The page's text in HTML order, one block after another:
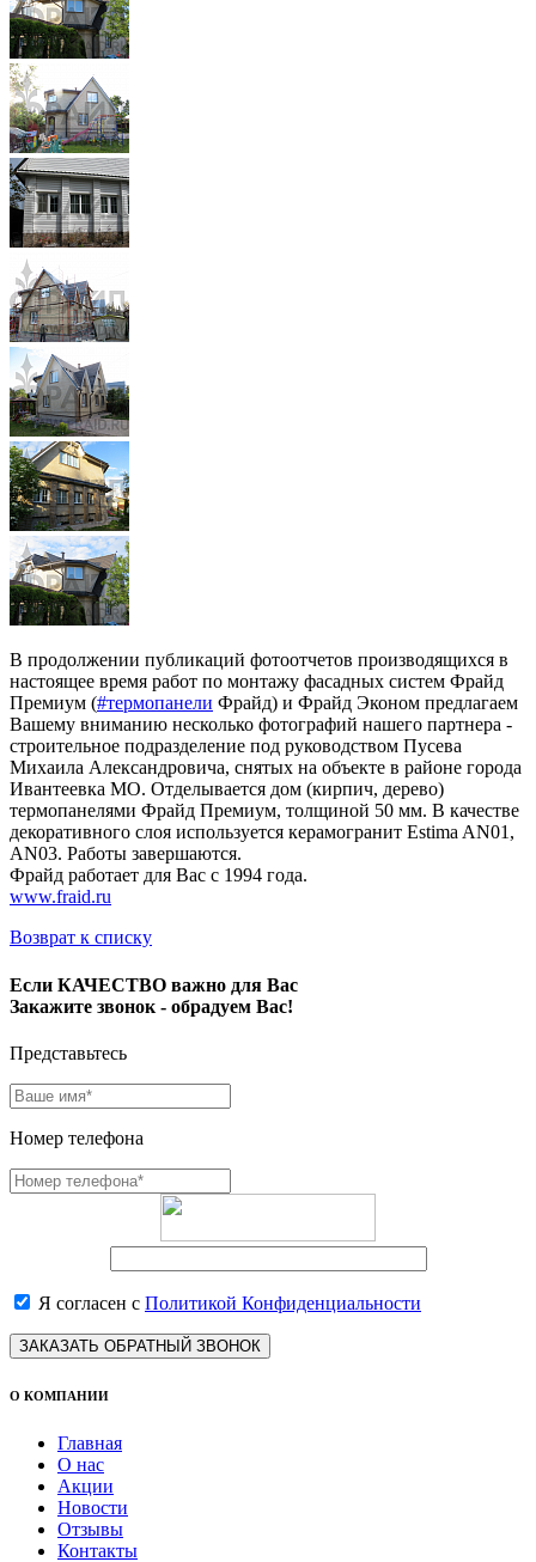
В продолжении публикаций фотоотчетов производящихся в
настоящее время работ по монтажу фасадных систем Фрайд
Премиум (‪#‎термопанели‬ Фрайд) и Фрайд Эконом предлагаем
Вашему вниманию несколько фотографий нашего партнера -
строительное подразделение под руководством Пусева
Михаила Александровича, снятых на объекте в районе города
Ивантеевка МО. Отделывается дом (кирпич, дерево)
термопанелями Фрайд Премиум, толщиной 50 мм. В качестве
декоративного слоя используется керамогранит Estima AN01,
AN03. Работы завершаются.
Фрайд работает для Вас с 1994 года.
www.fraid.ru
Возврат к списку
Если КАЧЕСТВО важно для Вас
Закажите звонок - обрадуем Вас!
Представьтесь
Номер телефона
Я согласен с Политикой Конфиденциальности
ЗАКАЗАТЬ ОБРАТНЫЙ ЗВОНОК
О КОМПАНИИ
Главная
О нас
Акции
Новости
Отзывы
Контакты